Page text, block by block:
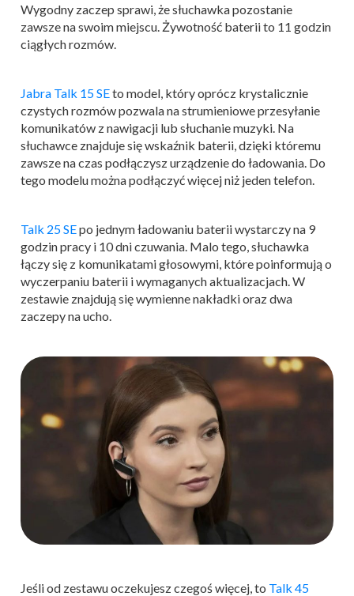
Wygodny zaczep sprawi, że słuchawka pozostanie
zawsze na swoim miejscu. Żywotność baterii to 11 godzin
ciągłych rozmów.
Jabra Talk 15 SEto model, który oprócz krystalicznie
czystych rozmów pozwala na strumieniowe przesyłanie
komunikatów z nawigacji lub słuchanie muzyki. Na
słuchawce znajduje się wskaźnik baterii, dzięki któremu
zawsze na czas podłączysz urządzenie do ładowania. Do
tego modelu można podłączyć więcej niż jeden telefon.
Talk 25 SEpo jednym ładowaniu baterii wystarczy na 9
godzin pracy i 10 dni czuwania. Malo tego, słuchawka
łączy się z komunikatami głosowymi, które poinformują o
wyczerpaniu baterii i wymaganych aktualizacjach. W
zestawie znajdują się wymienne nakładki oraz dwa
zaczepy na ucho.
Jeśli od zestawu oczekujesz czegoś więcej, to Talk 45